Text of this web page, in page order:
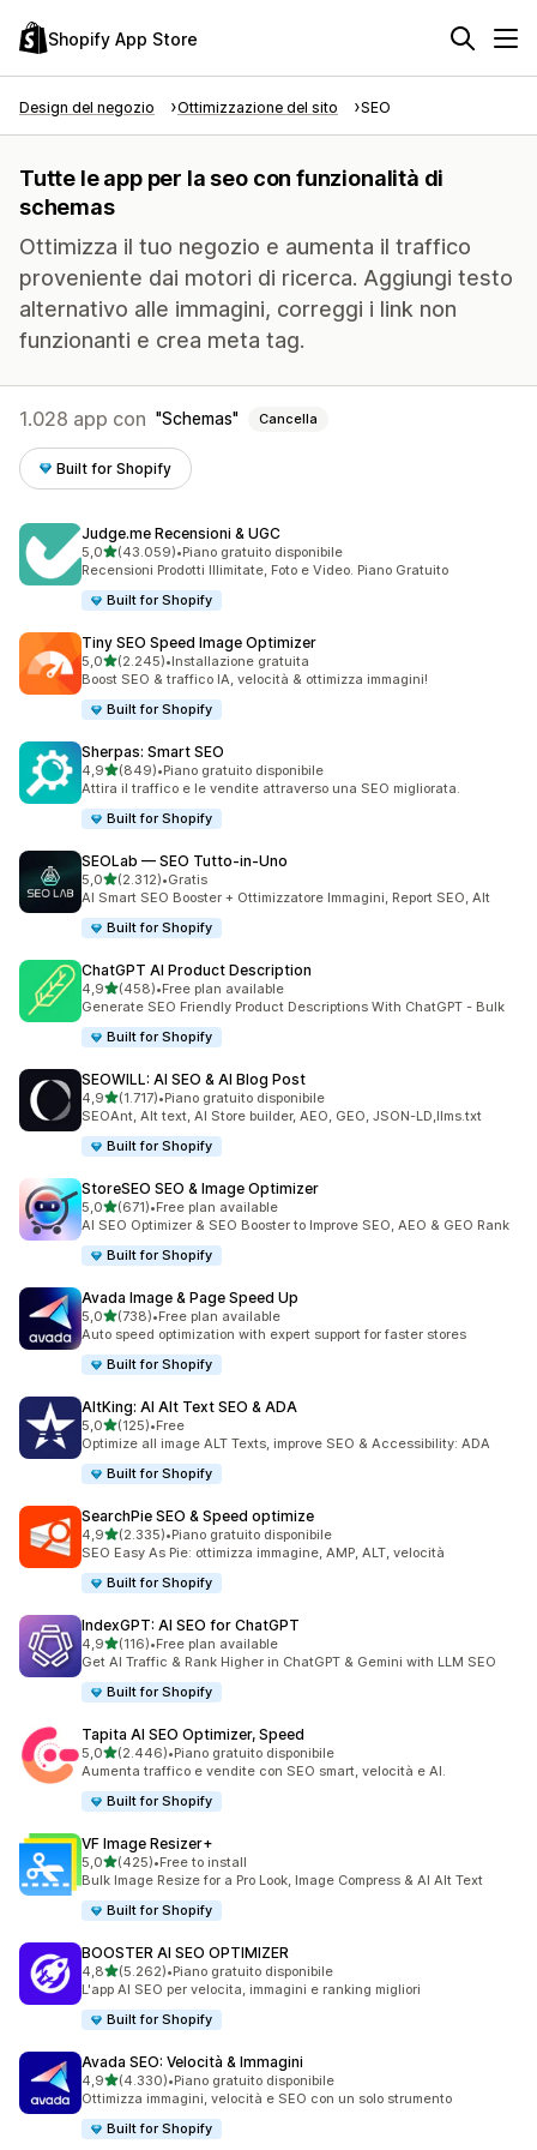
Shopify App Store
Design del negozio Ottimizzazione del sito SEO
Tutte le app per la seo con funzionalità di
schemas
Ottimizza il tuo negozio e aumenta il traffico
proveniente dai motori di ricerca. Aggiungi testo
alternativo alle immagini, correggi i link non
funzionanti e crea meta tag.
1.028 app con Schemas Cancella
Built for Shopify
Judge.me Recensioni & UGC
5,0stelle su 5
(43.059)
43059 recensioni totali
•Piano gratuito disponibile
Recensioni Prodotti Illimitate, Foto e Video. Piano Gratuito
Built for Shopify
Tiny SEO Speed Image Optimizer
5,0stelle su 5
(2.245)
2245 recensioni totali
•Installazione gratuita
Boost SEO & traffico IA, velocità & ottimizza immagini!
Built for Shopify
Sherpas: Smart SEO
4,9stelle su 5
(849)
849 recensioni totali
•Piano gratuito disponibile
Attira il traffico e le vendite attraverso una SEO migliorata.
Built for Shopify
SEOLab — SEO Tutto‑in‑Uno
5,0stelle su 5
(2.312)
2312 recensioni totali
•Gratis
AI Smart SEO Booster + Ottimizzatore Immagini, Report SEO, Alt
Built for Shopify
ChatGPT AI Product Description
4,9stelle su 5
(458)
458 recensioni totali
•Free plan available
Generate SEO Friendly Product Descriptions With ChatGPT - Bulk
Built for Shopify
SEOWILL: AI SEO & AI Blog Post
4,9stelle su 5
(1.717)
1717 recensioni totali
•Piano gratuito disponibile
SEOAnt, Alt text, AI Store builder, AEO, GEO, JSON-LD,llms.txt
Built for Shopify
StoreSEO SEO & Image Optimizer
5,0stelle su 5
(671)
671 recensioni totali
•Free plan available
AI SEO Optimizer & SEO Booster to Improve SEO, AEO & GEO Rank
Built for Shopify
Avada Image & Page Speed Up
5,0stelle su 5
(738)
738 recensioni totali
•Free plan available
Auto speed optimization with expert support for faster stores
Built for Shopify
AltKing: AI Alt Text SEO & ADA
5,0stelle su 5
(125)
125 recensioni totali
•Free
Optimize all image ALT Texts, improve SEO & Accessibility: ADA
Built for Shopify
SearchPie SEO & Speed optimize
4,9stelle su 5
(2.335)
2335 recensioni totali
•Piano gratuito disponibile
SEO Easy As Pie: ottimizza immagine, AMP, ALT, velocità
Built for Shopify
IndexGPT: AI SEO for ChatGPT
4,9stelle su 5
(116)
116 recensioni totali
•Free plan available
Get AI Traffic & Rank Higher in ChatGPT & Gemini with LLM SEO
Built for Shopify
Tapita AI SEO Optimizer, Speed
5,0stelle su 5
(2.446)
2446 recensioni totali
•Piano gratuito disponibile
Aumenta traffico e vendite con SEO smart, velocità e AI.
Built for Shopify
VF Image Resizer+
5,0stelle su 5
(425)
425 recensioni totali
•Free to install
Bulk Image Resize for a Pro Look, Image Compress & AI Alt Text
Built for Shopify
BOOSTER AI SEO OPTIMIZER
4,8stelle su 5
(5.262)
5262 recensioni totali
•Piano gratuito disponibile
L'app AI SEO per velocita, immagini e ranking migliori
Built for Shopify
Avada SEO: Velocità & Immagini
4,9stelle su 5
(4.330)
4330 recensioni totali
•Piano gratuito disponibile
Ottimizza immagini, velocità e SEO con un solo strumento
Built for Shopify